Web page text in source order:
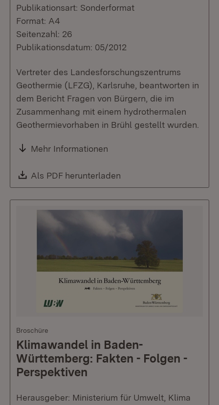
Publikationsart: Sonderformat
Format: A4
Seitenzahl: 26
Publikationsdatum: 05/2012
Vertreter des Landesforschungszentrums
Geothermie (LFZG), Karlsruhe, beantworten in
dem Bericht Fragen von Bürgern, die im
Zusammenhang mit einem hydrothermalen
Geothermievorhaben in Brühl gestellt wurden.
Mehr Informationen
Download:
Als PDF herunterladen
Broschüre
Klimawandel in Baden-
Württemberg: Fakten - Folgen -
Perspektiven
Herausgeber: Ministerium für Umwelt, Klima